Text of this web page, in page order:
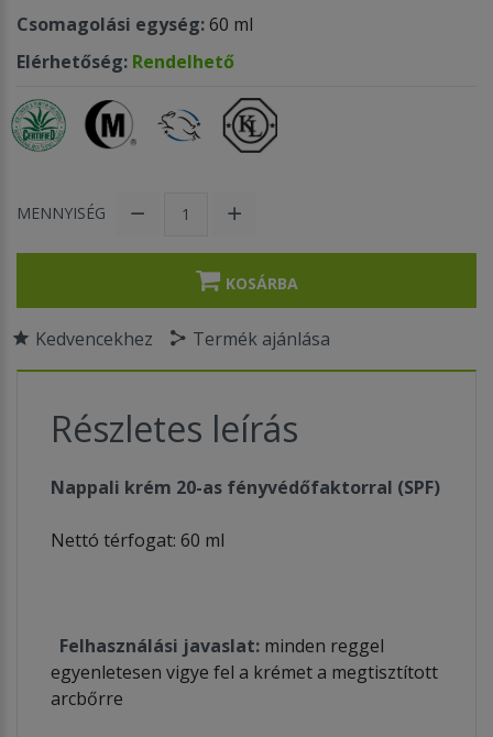
Csomagolási egység:60 ml
Elérhetőség: Rendelhető
MENNYISÉG
KOSÁRBA
Kedvencekhez Termék ajánlása
Részletes leírás
Nappali krém 20-as fényvédőfaktorral (SPF)
Nettó térfogat: 60 ml
Felhasználási javaslat: minden reggel
egyenletesen vigye fel a krémet a megtisztított
arcbőrre